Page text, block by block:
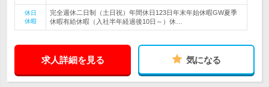
休日
休暇
完全週休二日制（土日祝）年間休日123日年末年始休暇GW夏季
休暇有給休暇（入社半年経過後10日～）休…
求人詳細を見る 気になる